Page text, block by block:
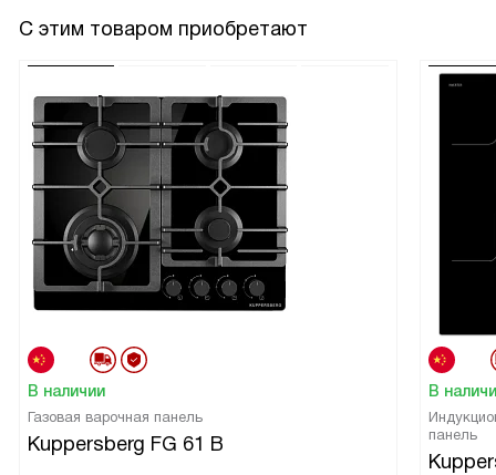
С этим товаром приобретают
В наличии
Газовая варочная панель
Kuppersberg FG 61 B
В
панель